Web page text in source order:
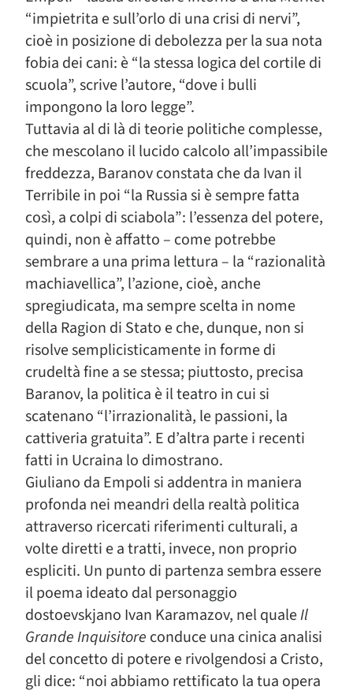
“impietrita e sull’orlo di una crisi di nervi”,
cioè in posizione di debolezza per la sua nota
fobia dei cani: è “la stessa logica del cortile di
scuola”, scrive l’autore, “dove i bulli
impongono la loro legge”.
Tuttavia al di là di teorie politiche complesse,
che mescolano il lucido calcolo all’impassibile
freddezza, Baranov constata che da Ivan il
Terribile in poi “la Russia si è sempre fatta
così, a colpi di sciabola”: l’essenza del potere,
quindi, non è affatto – come potrebbe
sembrare a una prima lettura – la “razionalità
machiavellica”, l’azione, cioè, anche
spregiudicata, ma sempre scelta in nome
della Ragion di Stato e che, dunque, non si
risolve semplicisticamente in forme di
crudeltà fine a se stessa; piuttosto, precisa
Baranov, la politica è il teatro in cui si
scatenano “l’irrazionalità, le passioni, la
cattiveria gratuita”. E d’altra parte i recenti
fatti in Ucraina lo dimostrano.
Giuliano da Empoli si addentra in maniera
profonda nei meandri della realtà politica
attraverso ricercati riferimenti culturali, a
volte diretti e a tratti, invece, non proprio
espliciti. Un punto di partenza sembra essere
il poema ideato dal personaggio
dostoevskjano Ivan Karamazov, nel qualeIl
Grande Inquisitore conduce una cinica analisi
del concetto di potere e rivolgendosi a Cristo,
gli dice: “noi abbiamo rettificato la tua opera